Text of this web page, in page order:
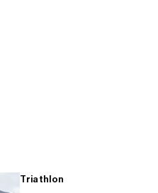
Triathlon